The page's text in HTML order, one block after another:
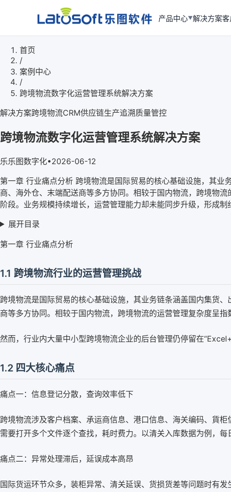
产品中心▼解决方案
首页
/
案例中心
/
跨境物流数字化运营管理系统解决方案
解决方案跨境物流CRM供应链生产追溯质量管控
跨境物流数字化运营管理系统解决方案
乐乐图数字化•2026-06-12
第一章 行业痛点分析 跨境物流是国际贸易的核心基础设施，其
商、海外仓、末端配送商等多方协同。相较于国内物流，跨境物
阶段。业务规模持续增长，运营管理能力却未能同步升级，形成制
展开目录
第一章 行业痛点分析
1.1 跨境物流行业的运营管理挑战
跨境物流是国际贸易的核心基础设施，其业务链条涵盖国内集货
商等多方协同。相较于国内物流，跨境物流的运营管理复杂度呈指
然而，行业内大量中小型跨境物流企业的后台管理仍停留在
1.2 四大核心痛点
痛点一：信息登记分散，查询效率低下
跨境物流涉及客户档案、承运商信息、港口信息、海关编码、貨
需要打开多个文件逐个查找，耗时费力。以清关入库数据为例，
痛点二：异常处理滞后，延误成本高昂
国际货运环节众多，装柜异常、清关延误、货损货差等问题时有